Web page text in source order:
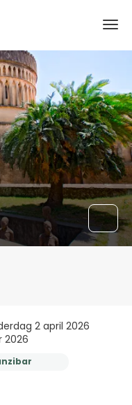
2 april 2026
2026